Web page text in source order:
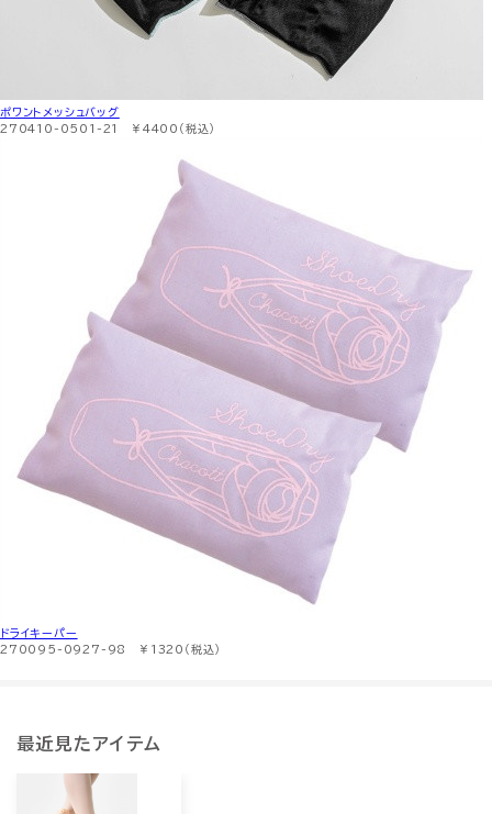
ポワントメッシュバッグ
270410-0501-21 ￥4400（税込）
ドライキーパー
270095-0927-98 ￥1320（税込）
最近見たアイテム